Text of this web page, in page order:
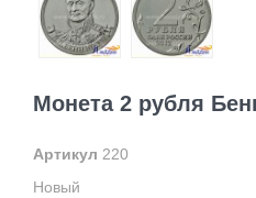
Монета 2 рубля
Артикул 220
Новый